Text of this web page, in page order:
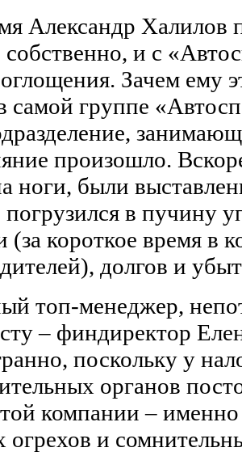
Александр Халилов
собственно, и с
Зачем ему
самой группе
произошло.
ноги, были
в пучину
(за короткое время в
долгов и
топ-менеджер,
– финдиректор
поскольку у
органов
компании –
и